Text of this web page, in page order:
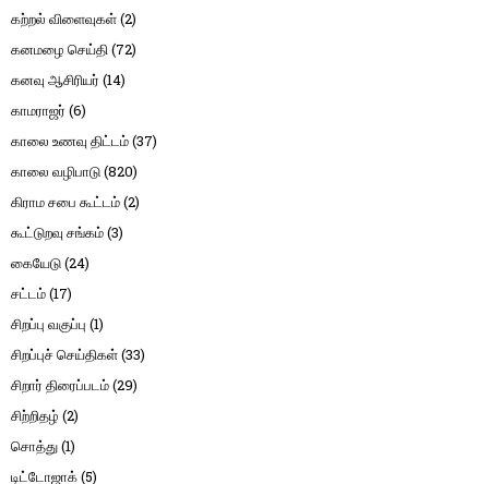
கற்றல் விளைவுகள்(2)
கனமழை செய்தி(72)
கனவு ஆசிரியர் (14)
காமராஜர் (6)
காலை உணவு திட்டம்(37)
காலை வழிபாடு(820)
கிராம சபை கூட்டம்(2)
கூட்டுறவு சங்கம்(3)
கையேடு(24)
சட்டம்(17)
சிறப்பு வகுப்பு (1)
சிறப்புச் செய்திகள்(33)
சிறார் திரைப்படம்(29)
சிற்றிதழ் (2)
சொத்து(1)
டிட்டோஜாக்(5)